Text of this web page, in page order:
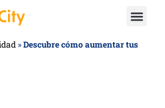
»Descubre cómo aumentar tus